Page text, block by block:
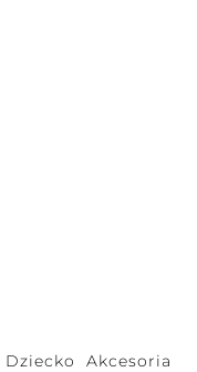
Dziecko Akcesoria